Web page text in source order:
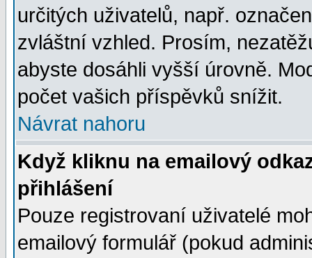
určitých uživatelů, např.
zvláštní vzhled. Prosím,
abyste dosáhli vyšší úrovně.
počet vašich příspěvků snížit.
Návrat nahoru
Když kliknu na emailový
přihlášení
Pouze registrovaní uživatelé
emailový formulář (pokud